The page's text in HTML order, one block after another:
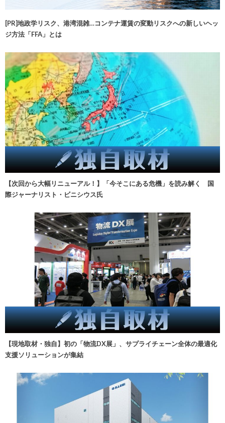
[PR]地政学リスク、港湾混雑…コンテナ運賃の変動リスクへの新しいヘッ
ジ方法「FFA」とは
【次回から大幅リニューアル！】「今そこにある危機」を読み解く 国
際ジャーナリスト・ビニシウス氏
【現地取材・独自】初の「物流DX展」、サプライチェーン全体の最適化
支援ソリューションが集結